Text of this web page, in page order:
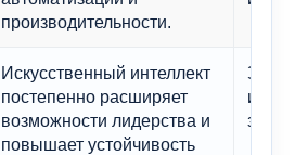
производительности.
Искусственный интеллект
постепенно расширяет
возможности лидерства и
повышает устойчивость
за